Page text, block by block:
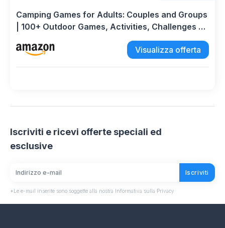
Camping Games for Adults: Couples and Groups
| 100+ Outdoor Games, Activities, Challenges &
Visualizza offerta
Iscriviti e ricevi offerte speciali ed
esclusive
Iscriviti
*Le e-mail inserite sono soggette alla nostra Informativa sulla Privacy